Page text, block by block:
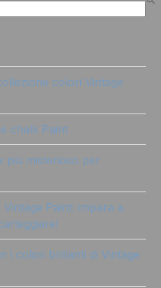
colori Vintage
chalk Paint
più misterioso per
Paint: impara a
i colori brillanti di Vintage